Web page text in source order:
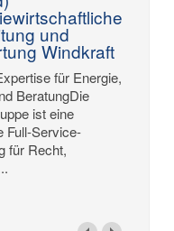
und
Windkraft
für Energie,
BeratungDie
ist eine
Full-Service-
für Recht,